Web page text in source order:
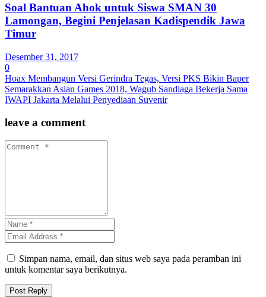
Soal Bantuan Ahok untuk Siswa SMAN 30
Lamongan, Begini Penjelasan Kadispendik Jawa
Timur
Desember 31, 2017
0
Hoax Membangun Versi Gerindra Tegas, Versi PKS Bikin Baper
Semarakkan Asian Games 2018, Wagub Sandiaga Bekerja Sama
IWAPI Jakarta Melalui Penyediaan Suvenir
leave a comment
Simpan nama, email, dan situs web saya pada peramban ini
untuk komentar saya berikutnya.